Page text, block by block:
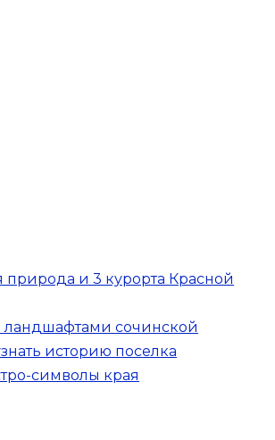
природа и 3 курорта Красной
ландшафтами сочинской
историю поселка
символы края